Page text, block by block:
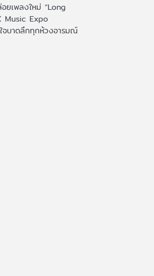
อยเพลงใหม่ “Long
Music Expo
จบาดลึกทุกห้วงอารมณ์